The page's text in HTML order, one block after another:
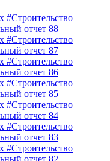
#Строительство
отчет 88
#Строительство
отчет 87
#Строительство
отчет 86
#Строительство
отчет 85
#Строительство
отчет 84
#Строительство
отчет 83
#Строительство
отчет 82